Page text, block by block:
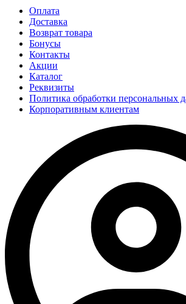
Оплата
Доставка
Возврат товара
Бонусы
Контакты
Акции
Каталог
Реквизиты
Политика обработки персональных
Корпоративным клиентам